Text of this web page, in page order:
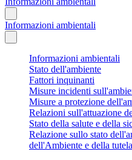
Informazioni ambientali
Informazioni ambientali
Stato dell'ambiente
Fattori inquinanti
Misure incidenti
Misure a protezione
Relazioni sull'attuazione
Stato della salute e della
Relazione sullo stato
dell'Ambiente e della